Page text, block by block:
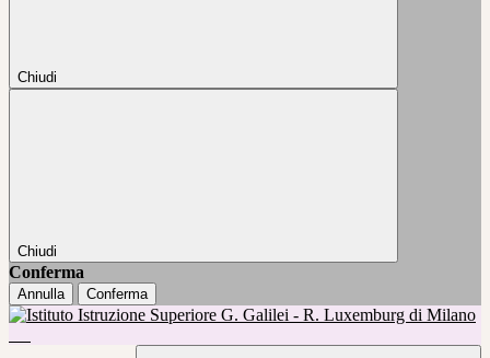
Chiudi
Chiudi
Conferma
Annulla Conferma